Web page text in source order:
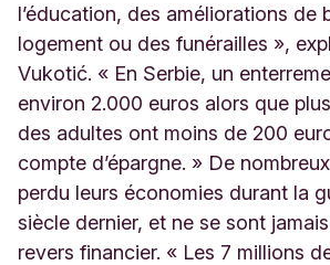
l’éducation, des améliorations de
logement ou des funérailles »,
Vukotić. « En Serbie, un
environ 2.000 euros alors que
des adultes ont moins de 200
compte d’épargne. » De
perdu leurs économies durant la
siècle dernier, et ne se sont
revers financier. « Les 7 millions